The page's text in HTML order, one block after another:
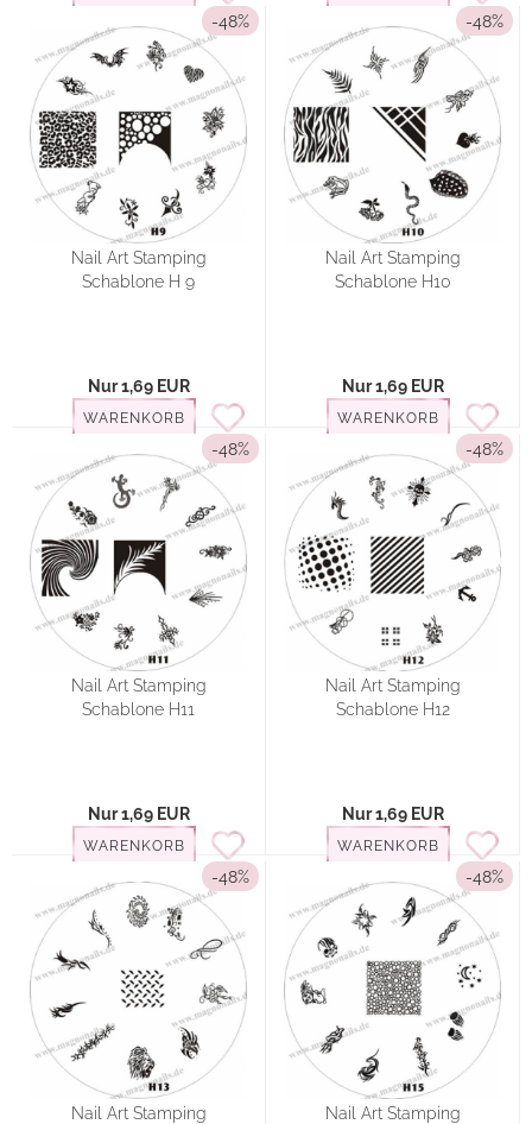
-48%
Nail Art Stamping
Schablone H 9
Nur 1,69 EUR
WARENKORB
-48%
Nail Art Stamping
Schablone H10
Nur 1,69 EUR
WARENKORB
-48%
Nail Art Stamping
Schablone H11
Nur 1,69 EUR
WARENKORB
-48%
Nail Art Stamping
Schablone H12
Nur 1,69 EUR
WARENKORB
-48%
Nail Art Stamping
-48%
Nail Art Stamping